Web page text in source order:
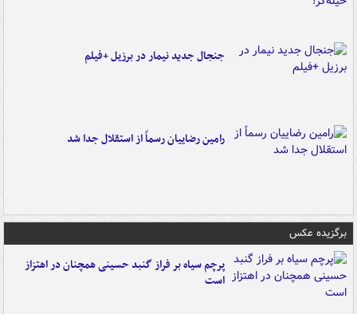
جنجال جدید نیمار در برزیل +فیلم
رامین رضاییان رسماً از استقلال جدا شد
برگزیده عکس
پرچم سیاه بر فراز گنبد حسینی همچنان در اهتزاز
است